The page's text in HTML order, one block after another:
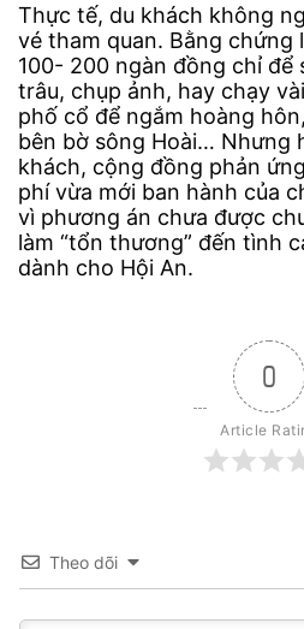
Thực tế, du khách không
vé tham quan. Bằng chứng
100- 200 ngàn đồng chỉ để
trâu, chụp ảnh, hay chạy
phố cổ để ngắm hoàng
bên bờ sông Hoài… Nhưng
khách, cộng đồng phản
phí vừa mới ban hành của
vì phương án chưa được
làm “tổn thương” đến tình
dành cho Hội An.
0
Article
Theo dõi